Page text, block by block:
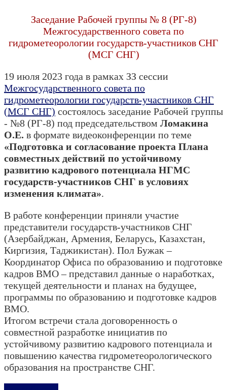
Заседание Рабочей группы № 8 (РГ-8)
Межгосударственного совета по
гидрометеорологии государств-участников СНГ
(МСГ СНГ)
19 июля 2023 года в рамках ЗЗ сессии
Межгосударственного совета по
гидрометеорологии государств-участников СНГ
(МСГ СНГ) состоялось заседание Рабочей группы
- №8 (РГ-8) под председательством Ломакина
О.Е. в формате видеоконференции по теме
«Подготовка и согласование проекта Плана
совместных действий по устойчивому
развитию кадрового потенциала НГМС
государств-участников СНГ в условиях
изменения климата».
В работе конференции приняли участие
представители государств-участников СНГ
(Азербайджан, Армения, Беларусь, Казахстан,
Киргизия, Таджикистан). Пол Бужак –
Координатор Офиса по образованию и подготовке
кадров ВМО – представил данные о наработках,
текущей деятельности и планах на будущее,
программы по образованию и подготовке кадров
ВМО.
Итогом встречи стала договоренность о
совместной разработке инициатив по
устойчивому развитию кадрового потенциала и
повышению качества гидрометеорологического
образования на пространстве СНГ.